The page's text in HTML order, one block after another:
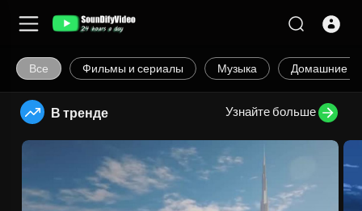
Все Фильмы и сериалы Музыка Домашние
В тренде Узнайте больше